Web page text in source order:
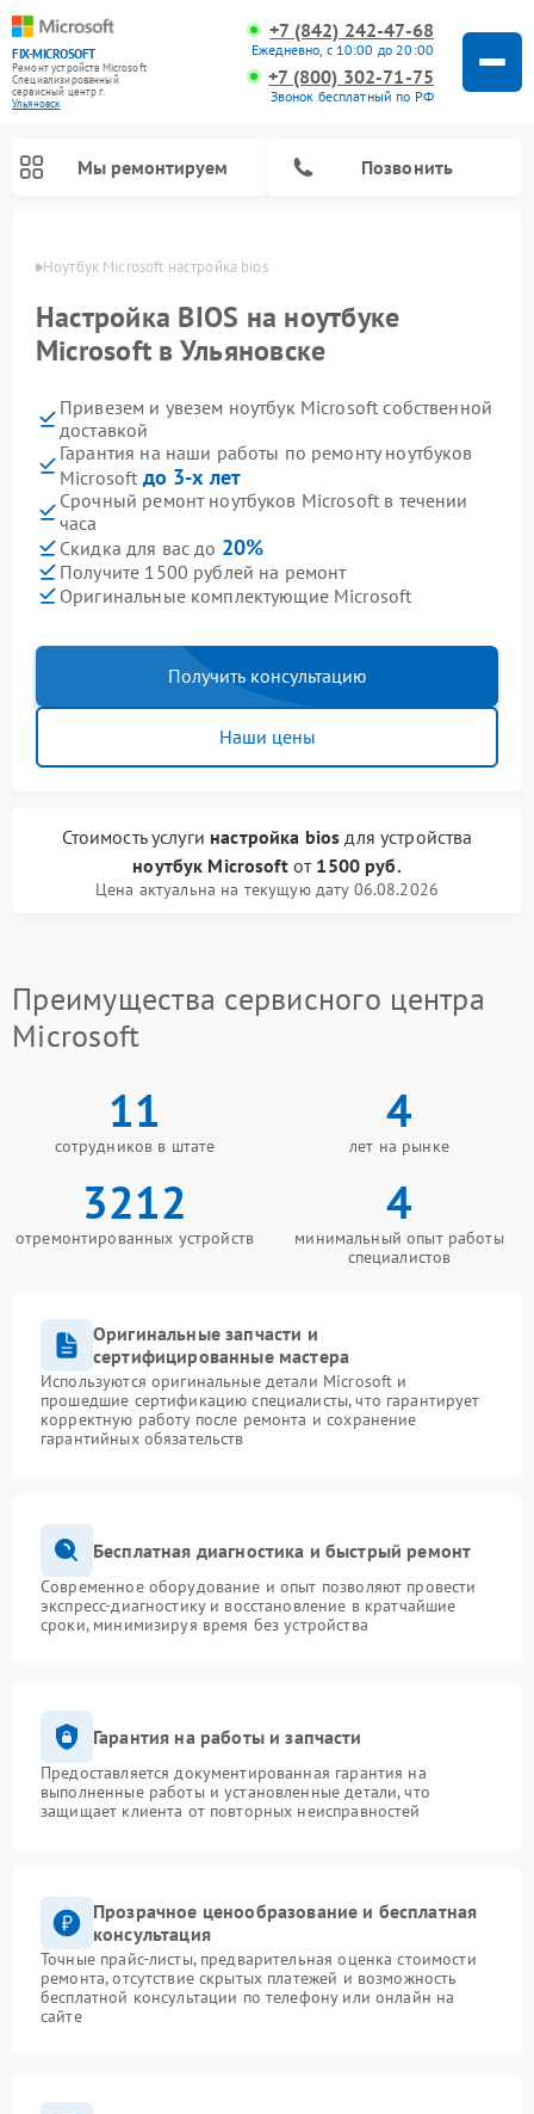
FIX-MICROSOFT
Ремонт устройств Microsoft
Специализированный
cервисный центр г.
Ульяновск
+7 (842) 242-47-68
Ежедневно, с 10:00 до 20:00
+7 (800) 302-71-75
Звонок бесплатный по РФ
Мы ремонтируем Позвонить
Ноутбук Microsoft настройка bios
Настройка BIOS на ноутбуке
Microsoft в Ульяновске
Привезем и увезем ноутбук Microsoft собственной
доставкой
Гарантия на наши работы по ремонту ноутбуков
Microsoft до 3-х лет
Срочный ремонт ноутбуков Microsoft в течении
часа
Скидка для вас до 20%
Получите 1500 рублей на ремонт
Оригинальные комплектующие Microsoft
Получить консультацию
Наши цены
Стоимость услуги настройка bios для устройства
ноутбук Microsoftот 1500 руб.
Цена актуальна на текущую дату 06.08.2026
Преимущества сервисного центра
Microsoft
11
сотрудников в штате
4
лет на рынке
3212
отремонтированных устройств
4
минимальный опыт работы
специалистов
Оригинальные запчасти и
сертифицированные мастера
Используются оригинальные детали Microsoft и
прошедшие сертификацию специалисты, что гарантирует
корректную работу после ремонта и сохранение
гарантийных обязательств
Бесплатная диагностика и быстрый ремонт
Современное оборудование и опыт позволяют провести
экспресс-диагностику и восстановление в кратчайшие
сроки, минимизируя время без устройства
Гарантия на работы и запчасти
Предоставляется документированная гарантия на
выполненные работы и установленные детали, что
защищает клиента от повторных неисправностей
Прозрачное ценообразование и бесплатная
консультация
Точные прайс-листы, предварительная оценка стоимости
ремонта, отсутствие скрытых платежей и возможность
бесплатной консультации по телефону или онлайн на
сайте